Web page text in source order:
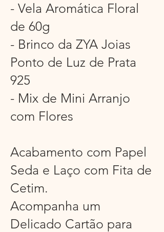
- Vela Aromática Floral
de 60g
- Brinco da ZYA Joias
Ponto de Luz de Prata
925
- Mix de Mini Arranjo
com Flores
Acabamento com Papel
Seda e Laço com Fita de
Cetim.
Acompanha um
Delicado Cartão para